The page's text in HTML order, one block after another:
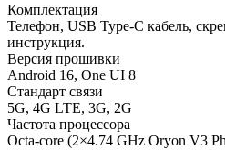
Комплектация
Телефон, USB Type-C кабель,
инструкция.
Версия прошивки
Android 16, One UI 8
Стандарт связи
5G, 4G LTE, 3G, 2G
Частота процессора
Octa-core (2×4.74 GHz Oryon V3